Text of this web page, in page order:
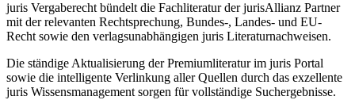
juris Vergaberecht bündelt die Fachliteratur der jurisAllianz Partner
mit der relevanten Rechtsprechung, Bundes-, Landes- und EU-
Recht sowie den verlagsunabhängigen juris Literaturnachweisen.
Die ständige Aktualisierung der Premiumliteratur im juris Portal
sowie die intelligente Verlinkung aller Quellen durch das exzellente
juris Wissensmanagement sorgen für vollständige Suchergebnisse.